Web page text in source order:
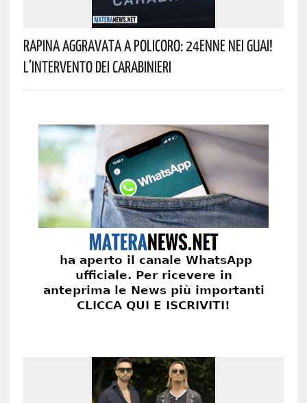
Rapina Aggravata A Policoro: 24enne Nei Guai!
L’intervento Dei Carabinieri